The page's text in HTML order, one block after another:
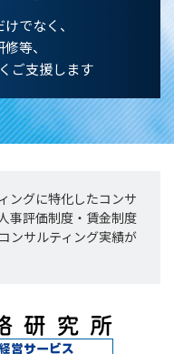
でなく、
等、
ご支援します
ングに特化したコンサ
事評価制度・賃金制度
ンサルティング実績が